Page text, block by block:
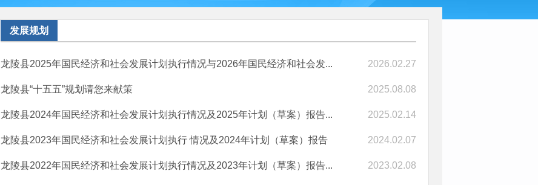
发展规划
龙陵县2025年国民经济和社会发展计划执行情况与2026年国民经济和社会发... 2026.02.27
龙陵县“十五五”规划请您来献策 2025.08.08
龙陵县2024年国民经济和社会发展计划执行情况及2025年计划（草案）报告... 2025.02.14
龙陵县2023年国民经济和社会发展计划执行 情况及2024年计划（草案）报告 2024.02.07
龙陵县2022年国民经济和社会发展计划执行情况及2023年计划（草案）报告... 2023.02.08